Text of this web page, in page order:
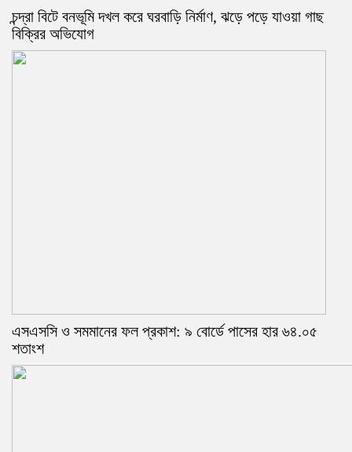
চন্দ্রা বিটে বনভূমি দখল করে ঘরবাড়ি নির্মাণ, ঝড়ে পড়ে যাওয়া গাছ
বিক্রির অভিযোগ
এসএসসি ও সমমানের ফল প্রকাশ: ৯ বোর্ডে পাসের হার ৬৪.০৫
শতাংশ